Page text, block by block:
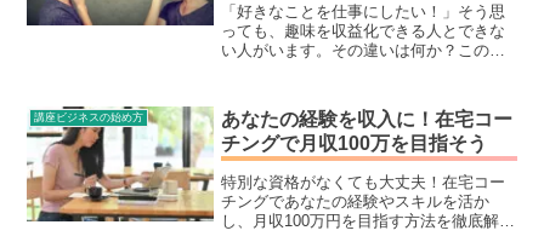
「好きなことを仕事にしたい！」そう思
っても、趣味を収益化できる人とできな
い人がいます。その違いは何か？この記
につなげる具体的な方法、収益化のため
のポイントを徹底解説します！あなたの
趣味は仕事になる？市場のニーズや競争
の有無、収益モデルの作り方を知り、今
すぐ副業・起業への第一歩を踏み出しま
しょう！実際の成功事例も紹介。趣味を
お金に変えるためのヒントが満載です！
講座ビジネスの始め方
あなたの経験を収入に！在宅コー
チングで月収100万を目指そう
特別な資格がなくても大丈夫！在宅コー
チングであなたの経験やスキルを活か
し、月収100万円を目指す方法を徹底解